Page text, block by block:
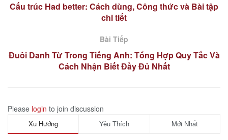
Cấu trúc Had better: Cách dùng, Công thức và Bài tập
chi tiết
Bài Tiếp
Đuôi Danh Từ Trong Tiếng Anh: Tổng Hợp Quy Tắc Và
Cách Nhận Biết Đầy Đủ Nhất
Please login to join discussion
Xu Hướng Yêu Thích Mới Nhất